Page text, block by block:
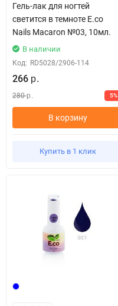
Гель-лак для ногтей
светится в темноте E.co
Nails Macaron №03, 10мл.
В наличии
Код: RD5028/2906-114
266 р.
280р. 5%
В корзину
Купить в 1 клик